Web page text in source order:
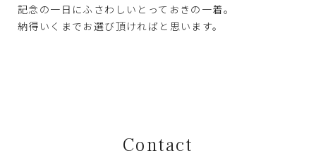
記念の一日にふさわしいとっておきの一着。
納得いくまでお選び頂ければと思います。
Contact